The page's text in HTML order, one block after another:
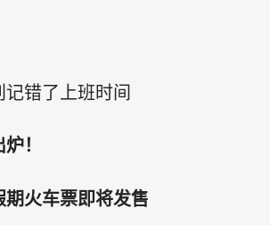
错了上班时间
！
期火车票即将发售